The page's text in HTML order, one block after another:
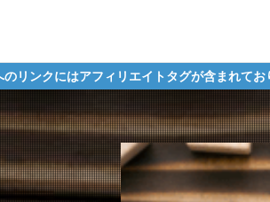
トタグが含まれており、それらの購入や会